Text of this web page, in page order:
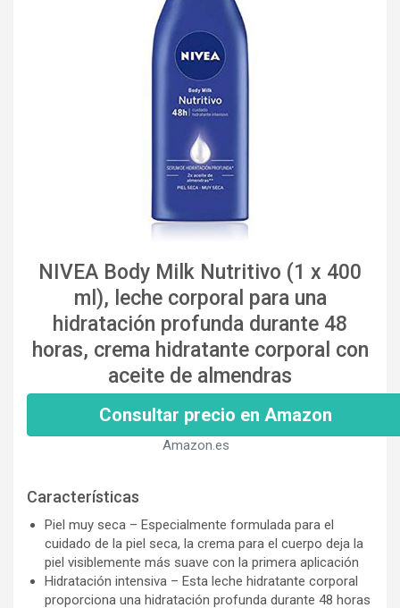
NIVEA Body Milk Nutritivo (1 x 400
ml), leche corporal para una
hidratación profunda durante 48
horas, crema hidratante corporal con
aceite de almendras
Consultar precio en Amazon
Amazon.es
Características
Piel muy seca – Especialmente formulada para el
cuidado de la piel seca, la crema para el cuerpo deja la
piel visiblemente más suave con la primera aplicación
Hidratación intensiva – Esta leche hidratante corporal
proporciona una hidratación profunda durante 48 horas